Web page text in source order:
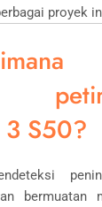
proyek
3 S50?
bermuatan